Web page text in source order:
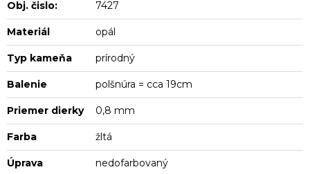
Obj. čislo: 7427
Materiál opál
Typ kameňa prírodný
Balenie polšnúra = cca 19cm
Priemer dierky 0,8 mm
Farba žltá
Úprava nedofarbovaný